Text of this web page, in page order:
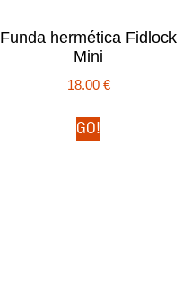
Funda hermética Fidlock
Mini
18.00 €
GO!